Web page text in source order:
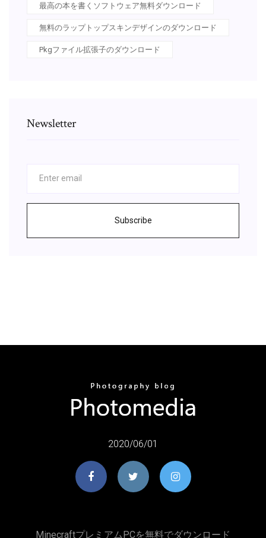
最高の本を書くソフトウェア無料ダウンロード
無料のラップトップスキンデザインのダウンロード
Pkgファイル拡張子のダウンロード
Newsletter
Subscribe
2020/06/01
MinecraftプレミアムPCを無料でダウンロード